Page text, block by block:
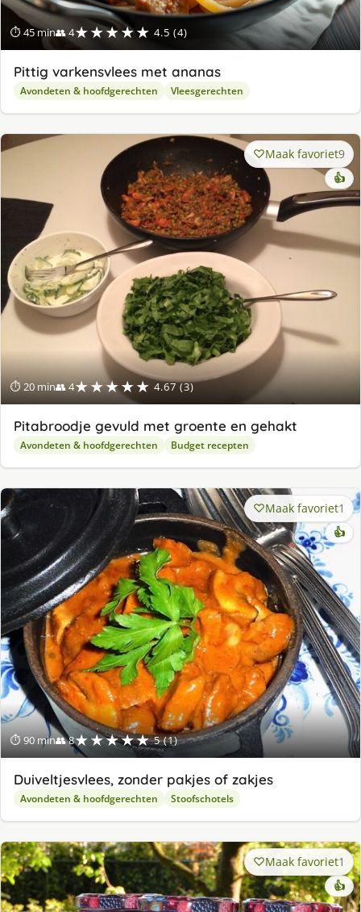
⏱ 45 min👥 4★★★★★ 4.5 (4)
Pittig varkensvlees met ananas
Avondeten & hoofdgerechten Vleesgerechten
⏱ 20 min👥 4★★★★★ 4.67 (3)
Maak favoriet9
👍
Pitabroodje gevuld met groente en gehakt
Avondeten & hoofdgerechten Budget recepten
⏱ 90 min👥 8★★★★★ 5 (1)
Maak favoriet1
👍
Duiveltjesvlees, zonder pakjes of zakjes
Avondeten & hoofdgerechten Stoofschotels
Maak favoriet1
👍